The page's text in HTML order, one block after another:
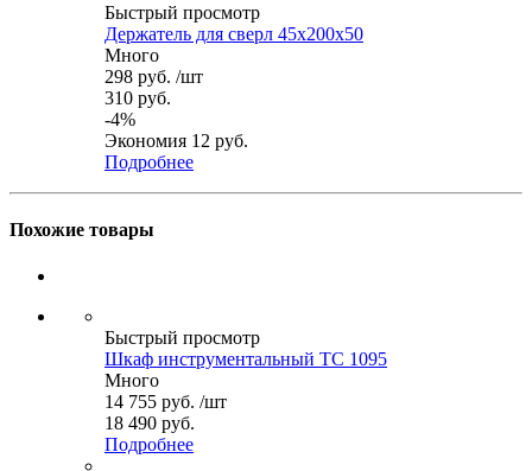
Быстрый просмотр
Держатель для сверл 45x200x50
Много
298 руб. /шт
310 руб.
-4%
Экономия 12 руб.
Подробнее
Похожие товары
Быстрый просмотр
Шкаф инструментальный ТС 1095
Много
14 755 руб. /шт
18 490 руб.
Подробнее